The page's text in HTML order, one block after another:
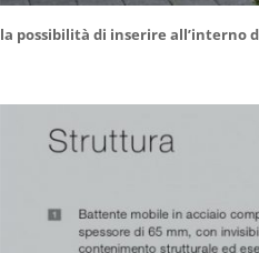
la possibilità di inserire all’interno